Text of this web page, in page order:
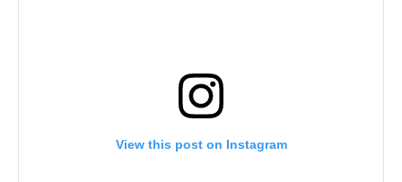
View this post on Instagram